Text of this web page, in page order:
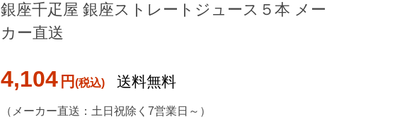
銀座千疋屋 銀座ストレートジュース５本 メー
カー直送
4,104 円 送料無料
（メーカー直送：土日祝除く7営業日～）